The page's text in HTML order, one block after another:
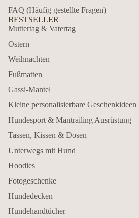
FAQ (Häufig gestellte Fragen)
BESTSELLER
Muttertag & Vatertag
Ostern
Weihnachten
Fußmatten
Gassi-Mantel
Kleine personalisierbare Geschenkideen
Hundesport & Mantrailing Ausrüstung
Tassen, Kissen & Dosen
Unterwegs mit Hund
Hoodies
Fotogeschenke
Hundedecken
Hundehandtücher